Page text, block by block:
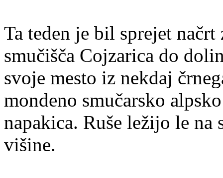
Ta teden je bil sprejet
smučišča Cojzarica do
svoje mesto iz nekdaj
mondeno smučarsko
napakica. Ruše ležijo le
višine.